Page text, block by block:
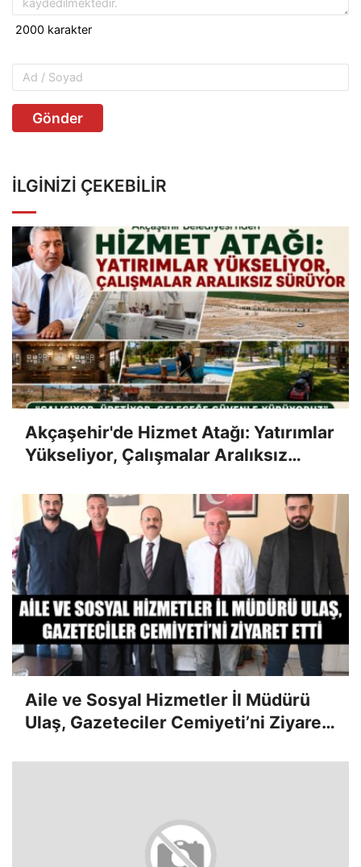
Gönder
İLGINIZI ÇEKEBILIR
Akçaşehir'de Hizmet Atağı: Yatırımlar
Yükseliyor, Çalışmalar Aralıksız
Aile ve Sosyal Hizmetler İl Müdürü
Ulaş, Gazeteciler Cemiyeti’ni Ziyaret